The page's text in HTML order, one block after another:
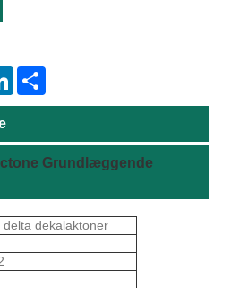
LinkedIn
Grundlæggende
delta dekalaktoner